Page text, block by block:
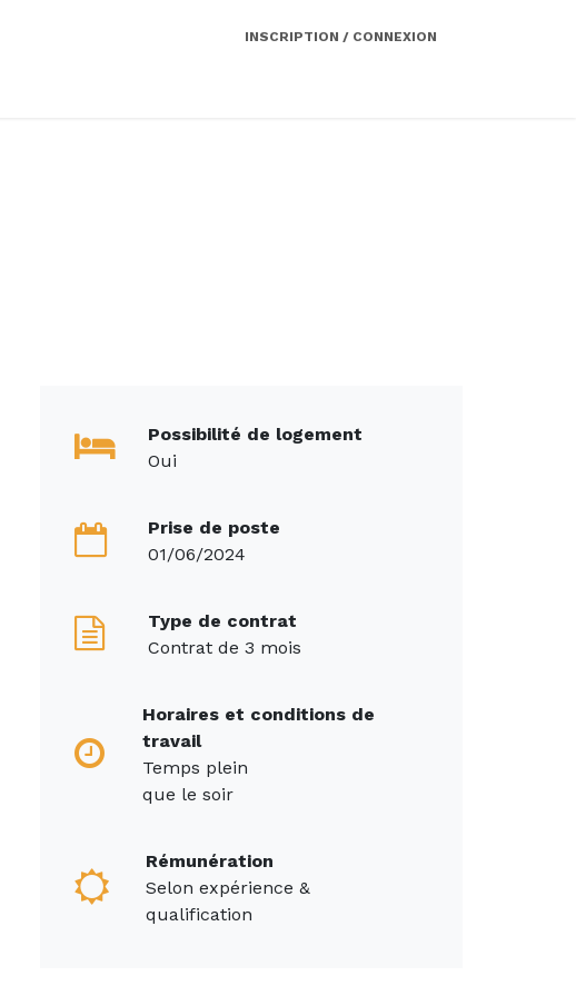
INSCRIPTION / CONNEXION
Possibilité de logement
Oui
Prise de poste
01/06/2024
Type de contrat
Contrat de 3 mois
Horaires et conditions de
travail
Temps plein
que le soir
Rémunération
Selon expérience &
qualification